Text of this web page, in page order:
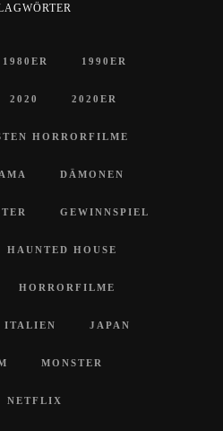
1980ER 1990ER
2020 2020ER
HORRORFILME
DÄMONEN
GEWINNSPIEL
HAUNTED HOUSE
HORRORFILME
ITALIEN JAPAN
MONSTER
NETFLIX